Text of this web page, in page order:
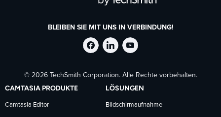
BLEIBEN SIE MIT UNS IN VERBINDUNG!
TechSmith
auf
Facebook
TechSmith
auf
LinkedIn
TechSmith
auf
YouTube
© 2026 TechSmith Corporation. Alle Rechte vorbehalten.
CAMTASIA PRODUKTE
Camtasia Editor
LÖSUNGEN
Bildschirmaufnahme